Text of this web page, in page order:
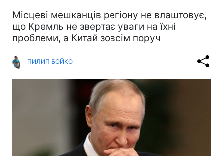
Місцеві мешканців регіону не влаштовує,
що Кремль не звертає уваги на їхні
проблеми, а Китай зовсім поруч
ПИЛИП БОЙКО